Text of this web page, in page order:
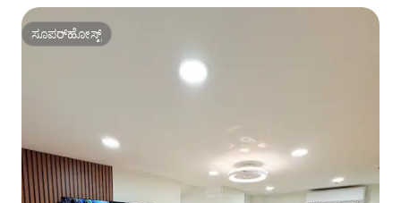
ಸೂಪರ್‌ಹೋಸ್ಟ್
ಸೂಪರ್‌ಹೋಸ್ಟ್